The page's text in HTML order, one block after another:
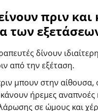
πριν και
των
δίνουν
από την εξέταση.
μπουν στην αίθουσα,
ήρεμες αναπνοές
σε ώμους και